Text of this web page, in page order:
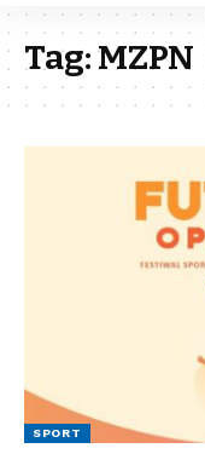
Tag:MZPN
SPORT